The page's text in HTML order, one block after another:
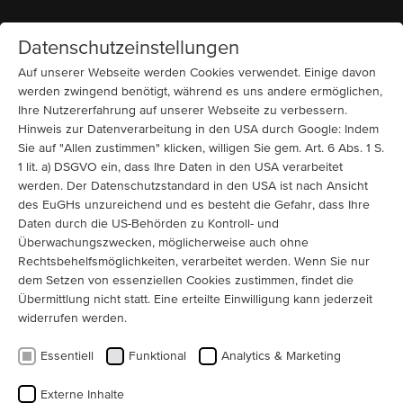
MENÜ Startseite
10000 V Schleifring (IC 611 + IC 616 + IC 666) Bergbau und Rohstoffindustrie Mühlen
Schwerlastmotoren für Kugelmühle
in Kasachstan: Maßgeschneiderte
Antriebstechnik verhindert
Produktionsstillstand
Für eine Goldmine in Kasachstan hat Menzel
Elektromotoren zwei leistungsstarke
Schleifringläufermotoren für den Antrieb einer
Kugelmühle individuell angepasst und geliefert. Dank
unseres umfangreichen Lagers und der flexiblen
Ingenieurskompetenz konnten wir innerhalb kürzester
Zeit eine maßgeschneiderte Lösung bereitstellen und so
Datenschutzeinstellungen
Auf unserer Webseite werden Cookies verwendet. Einige davon
werden zwingend benötigt, während es uns andere ermöglichen,
Ihre Nutzererfahrung auf unserer Webseite zu verbessern.
Hinweis zur Datenverarbeitung in den USA durch Google: Indem
Sie auf "Allen zustimmen" klicken, willigen Sie gem. Art. 6 Abs. 1 S.
1 lit. a) DSGVO ein, dass Ihre Daten in den USA verarbeitet
werden. Der Datenschutzstandard in den USA ist nach Ansicht
des EuGHs unzureichend und es besteht die Gefahr, dass Ihre
Daten durch die US-Behörden zu Kontroll- und
Überwachungszwecken, möglicherweise auch ohne
Rechtsbehelfsmöglichkeiten, verarbeitet werden. Wenn Sie nur
dem Setzen von essenziellen Cookies zustimmen, findet die
Übermittlung nicht statt. Eine erteilte Einwilligung kann jederzeit
widerrufen werden.
Essentiell Funktional Analytics & Marketing
Externe Inhalte